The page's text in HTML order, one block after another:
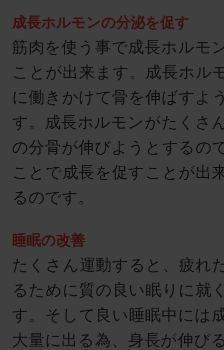
成長ホルモンの分泌を促す
筋肉を使う事で成長ホルモ
ことが出来ます。成長ホル
に働きかけて骨を伸ばすよ
す。成長ホルモンがたくさ
の分骨が伸びようとするの
ことで成長を促すことが出
るのです。
睡眠の改善
たくさん運動すると、疲れ
るために質の良い眠りに就
す。そして良い睡眠中には
大量に出る為、身長が伸び